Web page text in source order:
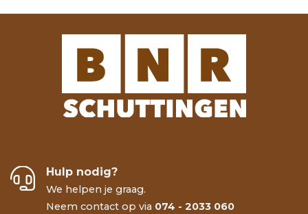
Hulp nodig?
We helpen je graag.
Neem contact op via 074 - 2033 060